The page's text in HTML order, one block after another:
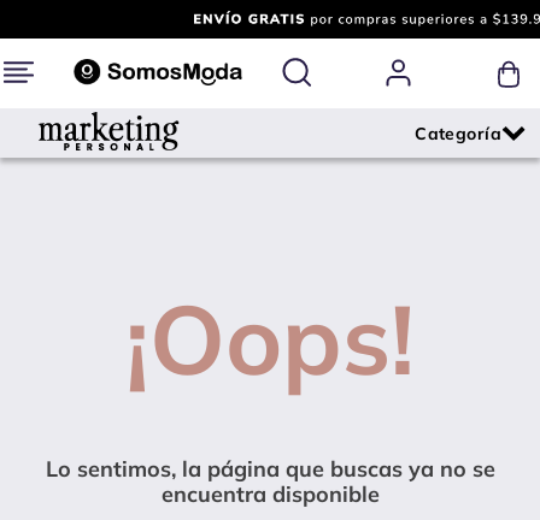
¡Oops!
Lo sentimos, la página que buscas ya no se
encuentra disponible